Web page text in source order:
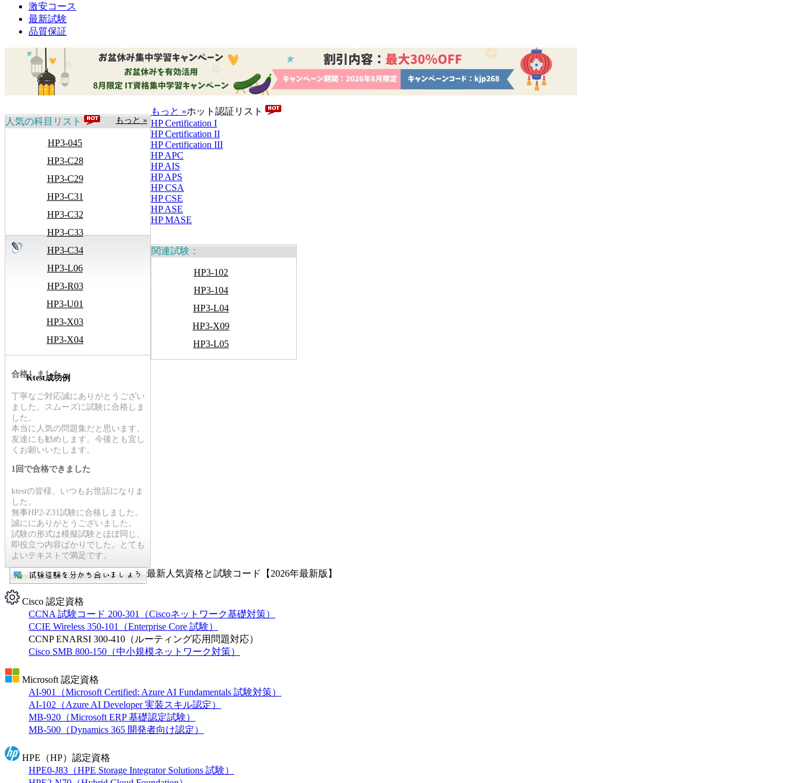
激安コース
最新試験
品質保証
もっと »
人気の科目リスト
HP3-045
HP3-C28
HP3-C29
HP3-C31
HP3-C32
HP3-C33
HP3-C34
HP3-L06
HP3-R03
HP3-U01
HP3-X03
HP3-X04
もっと »ホット認証リスト
HP Certification I
HP Certification II
HP Certification III
HP APC
HP AIS
HP APS
HP CSA
HP CSE
HP ASE
HP MASE
関連試験：
HP3-102
HP3-104
HP3-L04
HP3-X09
HP3-L05
Ktest成功例
合格しました
丁寧なご対応誠にありがとうござい
ました。スムーズに試験に合格しま
した。
本当に人気の問題集だと思います。
友達にも勧めします。今後とも宜し
くお願いいたします。
1回で合格できました
ktestの皆様、いつもお世話になりま
した。
無事HP2-Z31試験に合格しました。
誠ににありがとうございました。
試験の形式は模擬試験とほぼ同じ、
即役立つ内容ばかりでした。とても
よいテキストで満足です。
最新人気資格と試験コード【2026年最新版】
Cisco 認定資格
CCNA 試験コード 200-301（Ciscoネットワーク基礎対策）
CCIE Wireless 350-101（Enterprise Core 試験）
CCNP ENARSI 300-410（ルーティング応用問題対応）
Cisco SMB 800-150（中小規模ネットワーク対策）
Microsoft 認定資格
AI-901（Microsoft Certified: Azure AI Fundamentals 試験対策）
AI-102（Azure AI Developer 実装スキル認定）
MB-920（Microsoft ERP 基礎認定試験）
MB-500（Dynamics 365 開発者向け認定）
HPE（HP）認定資格
HPE0-J83（HPE Storage Integrator Solutions 試験）